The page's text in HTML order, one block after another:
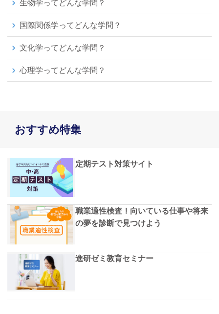
生物学ってどんな学問？
国際関係学ってどんな学問？
文化学ってどんな学問？
心理学ってどんな学問？
おすすめ特集
定期テスト対策サイト
職業適性検査！向いている仕事や将来
の夢を診断で見つけよう
進研ゼミ教育セミナー